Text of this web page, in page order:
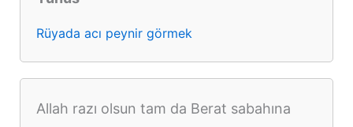
Rüyada acı peynir görmek
Allah razı olsun tam da Berat sabahına